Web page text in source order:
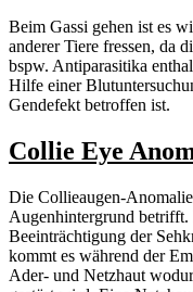
Beim Gassi gehen ist es
anderer Tiere fressen, da
bspw. Antiparasitika
Hilfe einer
Gendefekt betroffen ist.
Collie Eye
Die Collieaugen-
Augenhintergrund betrifft.
Beeinträchtigung der
kommt es während der
Ader- und Netzhaut